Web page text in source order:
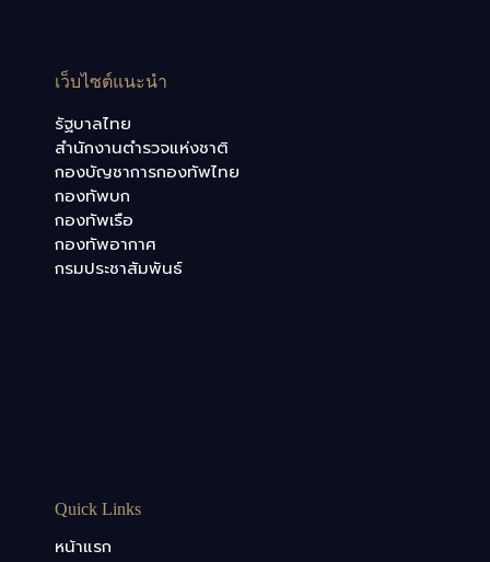
เว็บไซต์แนะนำ
รัฐบาลไทย
สำนักงานตำรวจแห่งชาติ
กองบัญชาการกองทัพไทย
กองทัพบก
กองทัพเรือ
กองทัพอากาศ
กรมประชาสัมพันธ์
Quick Links
หน้าแรก